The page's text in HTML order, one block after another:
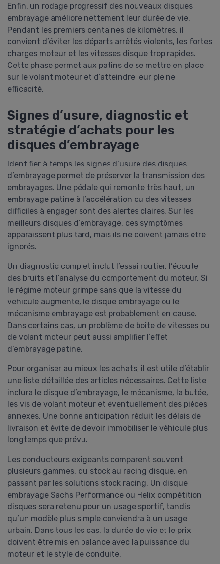
Enfin, un rodage progressif des nouveaux disques
embrayage améliore nettement leur durée de vie.
Pendant les premiers centaines de kilomètres, il
convient d’éviter les départs arrêtés violents, les fortes
charges moteur et les vitesses disque trop rapides.
Cette phase permet aux patins de se mettre en place
sur le volant moteur et d’atteindre leur pleine
efficacité.
Signes d’usure, diagnostic et
stratégie d’achats pour les
disques d’embrayage
Identifier à temps les signes d’usure des disques
d’embrayage permet de préserver la transmission des
embrayages. Une pédale qui remonte très haut, un
embrayage patine à l’accélération ou des vitesses
difficiles à engager sont des alertes claires. Sur les
meilleurs disques d’embrayage, ces symptômes
apparaissent plus tard, mais ils ne doivent jamais être
ignorés.
Un diagnostic complet inclut l’essai routier, l’écoute
des bruits et l’analyse du comportement du moteur. Si
le régime moteur grimpe sans que la vitesse du
véhicule augmente, le disque embrayage ou le
mécanisme embrayage est probablement en cause.
Dans certains cas, un problème de boîte de vitesses ou
de volant moteur peut aussi amplifier l’effet
d’embrayage patine.
Pour organiser au mieux les achats, il est utile d’établir
une liste détaillée des articles nécessaires. Cette liste
inclura le disque d’embrayage, le mécanisme, la butée,
les vis de volant moteur et éventuellement des pièces
annexes. Une bonne anticipation réduit les délais de
livraison et évite de devoir immobiliser le véhicule plus
longtemps que prévu.
Les conducteurs exigeants comparent souvent
plusieurs gammes, du stock au racing disque, en
passant par les solutions stock racing. Un disque
embrayage Sachs Performance ou Helix compétition
disques sera retenu pour un usage sportif, tandis
qu’un modèle plus simple conviendra à un usage
urbain. Dans tous les cas, la durée de vie et le prix
doivent être mis en balance avec la puissance du
moteur et le style de conduite.